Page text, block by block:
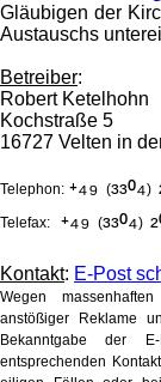
Gläubigen der
Austauschs
Betreiber:
Robert Ketelhohn
Kochstraße 5
16727 Velten in
Telephon: ⁺⁴⁹ (³³⁰⁴)
Telefax: ⁺⁴⁹ (³³⁰⁴)
Kontakt: E-Post
Wegen
anstößiger Reklame
Bekanntgabe der
entsprechenden